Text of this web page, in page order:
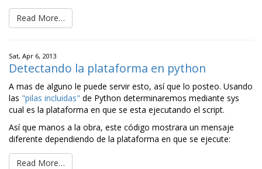
Read More…
Sat, Apr 6, 2013
Detectando la plataforma en python
A mas de alguno le puede servir esto, así que lo posteo. Usando
las "pilas incluidas" de Python determinaremos mediante sys
cual es la plataforma en que se esta ejecutando el script.
Así que manos a la obra, este código mostrara un mensaje
diferente dependiendo de la plataforma en que se ejecute:
Read More…